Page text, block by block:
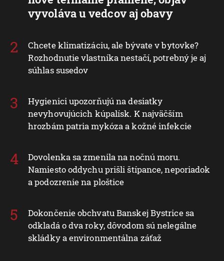
vyvoláva u vedcov aj obavy
Chcete klimatizáciu, ale bývate v bytovke?
Rozhodnutie vlastníka nestačí, potrebný je aj
súhlas susedov
Hygienici upozorňujú na desiatky
nevyhovujúcich kúpalísk. K najväčším
hrozbám patria mykóza a kožné infekcie
Dovolenka sa zmenila na nočnú moru.
Namiesto oddychu prišli štípance, neporiadok
a podozrenie na ploštice
Dokončenie obchvatu Banskej Bystrice sa
odkladá o dva roky, dôvodom sú nelegálne
skládky a environmentálna záťaž